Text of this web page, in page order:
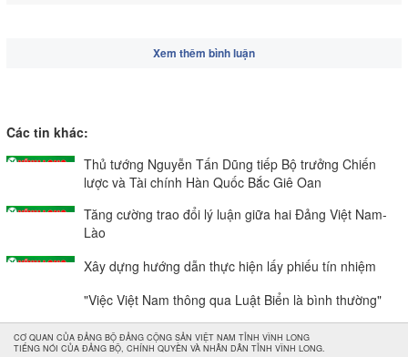
Xem thêm bình luận
Các tin khác:
Thủ tướng Nguyễn Tấn Dũng tiếp Bộ trưởng Chiến
lược và Tài chính Hàn Quốc Bắc Giê Oan
Tăng cường trao đổi lý luận giữa hai Đảng Việt Nam-
Lào
Xây dựng hướng dẫn thực hiện lấy phiếu tín nhiệm
"Việc Việt Nam thông qua Luật Biển là bình thường"
CƠ QUAN CỦA ĐẢNG BỘ ĐẢNG CỘNG SẢN VIỆT NAM TỈNH VĨNH LONG
TIẾNG NÓI CỦA ĐẢNG BỘ, CHÍNH QUYỀN VÀ NHÂN DÂN TỈNH VĨNH LONG.